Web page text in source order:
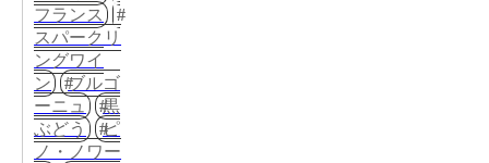
フランス
スパークリ
ングワイ
ン
ブルゴ
ーニュ
黒
ぶどう
ピ
ノ・ノワー